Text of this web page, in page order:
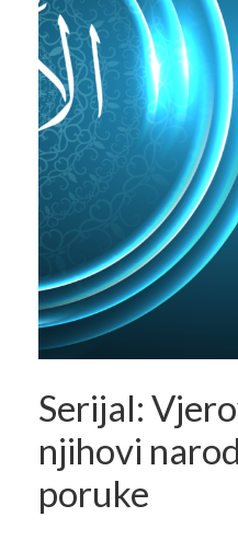
Serijal:
njihovi
poruke